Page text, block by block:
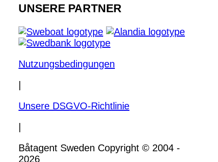
UNSERE PARTNER
Nutzungsbedingungen
Unsere DSGVO-Richtlinie
Båtagent Sweden Copyright © 2004 -
2026